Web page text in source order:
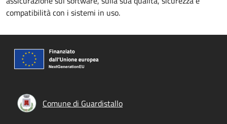
compatibilità con i sistemi in uso.
Comune di Guardistallo